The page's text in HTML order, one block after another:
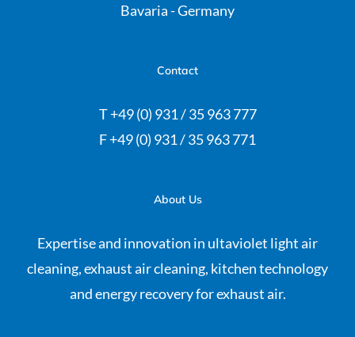
Bavaria - Germany
Contact
T +49 (0) 931 / 35 963 777
F +49 (0) 931 / 35 963 771
About Us
Expertise and innovation in ultaviolet light air
cleaning, exhaust air cleaning, kitchen technology
and energy recovery for exhaust air.